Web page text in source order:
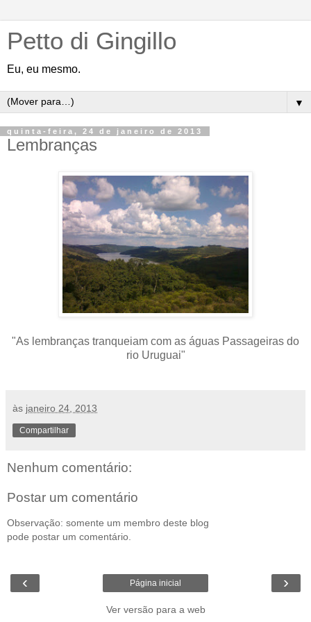
Petto di Gingillo
Eu, eu mesmo.
▼
quinta-feira, 24 de janeiro de 2013
Lembranças
"As lembranças tranqueiam com as águas Passageiras do
rio Uruguai"
às janeiro 24, 2013
Compartilhar
Nenhum comentário:
Postar um comentário
Observação: somente um membro deste blog
pode postar um comentário.
‹ ›
Página inicial
Ver versão para a web